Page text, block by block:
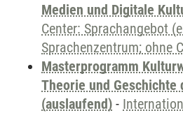
Medien und Digitale
Center: Sprachangebot
Sprachenzentrum; ohne
Masterprogramm
Theorie und Geschichte
(auslaufend) -